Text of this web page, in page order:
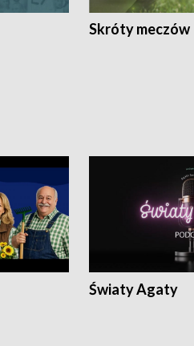
Skróty meczów
Światy Agaty